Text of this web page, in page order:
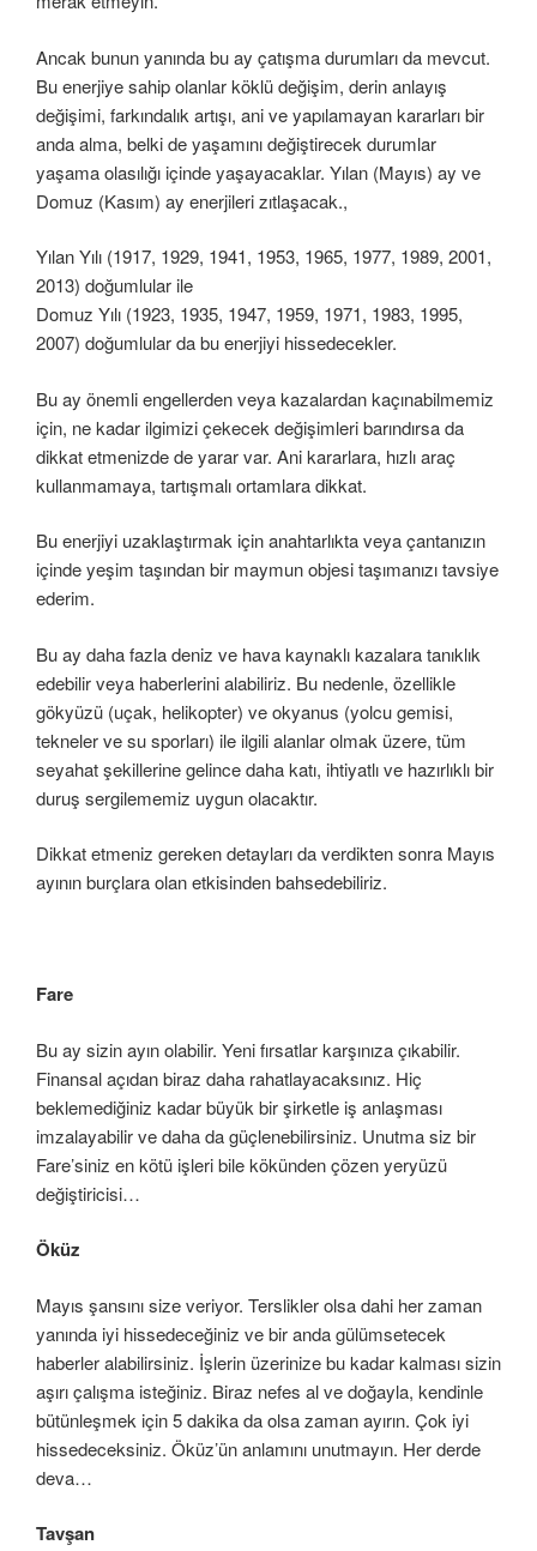
Ancak bunun yanında bu ay çatışma durumları da mevcut.
Bu enerjiye sahip olanlar köklü değişim, derin anlayış
değişimi, farkındalık artışı, ani ve yapılamayan kararları bir
anda alma, belki de yaşamını değiştirecek durumlar
yaşama olasılığı içinde yaşayacaklar. Yılan (Mayıs) ay ve
Domuz (Kasım) ay enerjileri zıtlaşacak.,
Yılan Yılı (1917, 1929, 1941, 1953, 1965, 1977, 1989, 2001,
2013) doğumlular ile
Domuz Yılı (1923, 1935, 1947, 1959, 1971, 1983, 1995,
2007) doğumlular da bu enerjiyi hissedecekler.
Bu ay önemli engellerden veya kazalardan kaçınabilmemiz
için, ne kadar ilgimizi çekecek değişimleri barındırsa da
dikkat etmenizde de yarar var. Ani kararlara, hızlı araç
kullanmamaya, tartışmalı ortamlara dikkat.
Bu enerjiyi uzaklaştırmak için anahtarlıkta veya çantanızın
içinde yeşim taşından bir maymun objesi taşımanızı tavsiye
ederim.
Bu ay daha fazla deniz ve hava kaynaklı kazalara tanıklık
edebilir veya haberlerini alabiliriz. Bu nedenle, özellikle
gökyüzü (uçak, helikopter) ve okyanus (yolcu gemisi,
tekneler ve su sporları) ile ilgili alanlar olmak üzere, tüm
seyahat şekillerine gelince daha katı, ihtiyatlı ve hazırlıklı bir
duruş sergilememiz uygun olacaktır.
Dikkat etmeniz gereken detayları da verdikten sonra Mayıs
ayının burçlara olan etkisinden bahsedebiliriz.
Fare
Bu ay sizin ayın olabilir. Yeni fırsatlar karşınıza çıkabilir.
Finansal açıdan biraz daha rahatlayacaksınız. Hiç
beklemediğiniz kadar büyük bir şirketle iş anlaşması
imzalayabilir ve daha da güçlenebilirsiniz. Unutma siz bir
Fare’siniz en kötü işleri bile kökünden çözen yeryüzü
değiştiricisi…
Öküz
Mayıs şansını size veriyor. Terslikler olsa dahi her zaman
yanında iyi hissedeceğiniz ve bir anda gülümsetecek
haberler alabilirsiniz. İşlerin üzerinize bu kadar kalması sizin
aşırı çalışma isteğiniz. Biraz nefes al ve doğayla, kendinle
bütünleşmek için 5 dakika da olsa zaman ayırın. Çok iyi
hissedeceksiniz. Öküz’ün anlamını unutmayın. Her derde
deva…
Tavşan